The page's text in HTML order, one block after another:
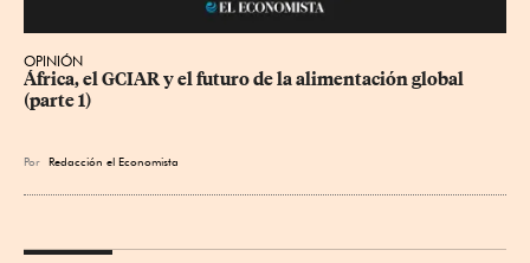
OPINIÓN
África, el GCIAR y el futuro de la alimentación global
(parte 1)
Por Redacción el Economista